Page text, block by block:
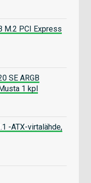
M.2 PCI Express
SE ARGB
1 kpl
-ATX-virtalähde,